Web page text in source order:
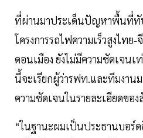
ที่ผ่านมาประเด็นปัญหาพื้นที่ทับ
โครงการรถไฟความเร็วสูงไท
ดอนเมือง ยังไม่มีความชัดเจนเ
นี้จะเรียกผู้ว่ารฟท.และทีมงาน
ความชัดเจนในรายละเอียดขอ
“ในฐานะผมเป็นประธานบอร์ด